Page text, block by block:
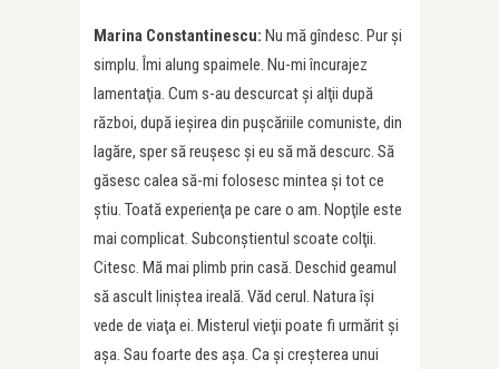
Marina Constantinescu: Nu mă gîndesc. Pur şi
simplu. Îmi alung spaimele. Nu-mi încurajez
lamentaţia. Cum s-au descurcat şi alţii după
război, după ieşirea din puşcăriile comuniste, din
lagăre, sper să reuşesc şi eu să mă descurc. Să
găsesc calea să-mi folosesc mintea şi tot ce
ştiu. Toată experienţa pe care o am. Nopţile este
mai complicat. Subconştientul scoate colţii.
Citesc. Mă mai plimb prin casă. Deschid geamul
să ascult liniştea ireală. Văd cerul. Natura îşi
vede de viaţa ei. Misterul vieţii poate fi urmărit şi
aşa. Sau foarte des aşa. Ca şi creşterea unui